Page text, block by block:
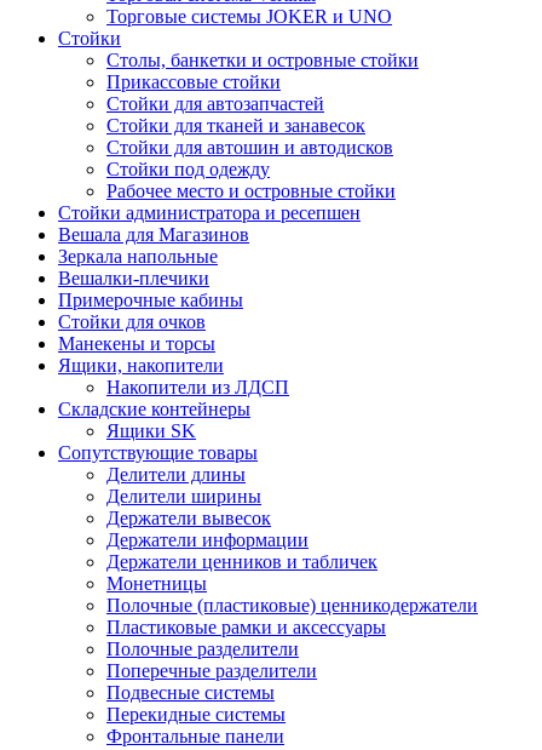
Торговые системы JOKER и UNO
Стойки
Столы, банкетки и островные стойки
Прикассовые стойки
Стойки для автозапчастей
Стойки для тканей и занавесок
Стойки для автошин и автодисков
Стойки под одежду
Рабочее место и островные стойки
Стойки администратора и ресепшен
Вешала для Магазинов
Зеркала напольные
Вешалки-плечики
Примерочные кабины
Стойки для очков
Манекены и торсы
Ящики, накопители
Накопители из ЛДСП
Складские контейнеры
Ящики SK
Сопутствующие товары
Делители длины
Делители ширины
Держатели вывесок
Держатели информации
Держатели ценников и табличек
Монетницы
Полочные (пластиковые) ценникодержатели
Пластиковые рамки и аксессуары
Полочные разделители
Поперечные разделители
Подвесные системы
Перекидные системы
Фронтальные панели